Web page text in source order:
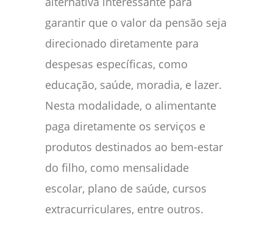
garantir que o valor da pensão seja
direcionado diretamente para
despesas específicas, como
educação, saúde, moradia, e lazer.
Nesta modalidade, o alimentante
paga diretamente os serviços e
produtos destinados ao bem-estar
do filho, como mensalidade
escolar, plano de saúde, cursos
extracurriculares, entre outros.